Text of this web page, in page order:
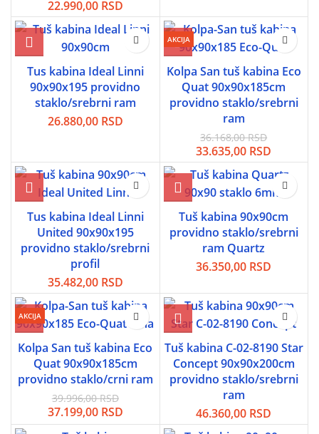
Originalna
cena
je
bila:
22.990,00 RSDTrenutna
cena
je:
22.990,00 RSD.
Tus kabina Ideal Linni
90x90x195 providno
staklo/srebrni ram
26.880,00 RSD
AKCIJA
Kolpa San tuš kabina Eco
Quat 90x90x185cm
providno staklo/srebrni
ram
36.168,00RSD
Originalna
cena
je
bila:
33.635,00 RSD
cena
je:
Tus kabina Ideal Linni
United 90x90x195
providno staklo/srebrni
profil
35.482,00 RSD
Tuš kabina 90x90cm
providno staklo/srebrni
ram Quartz
36.350,00 RSD
AKCIJA
Kolpa San tuš kabina Eco
Quat 90x90x185cm
providno staklo/crni ram
39.996,00RSD
Originalna
cena
37.199,00 RSDTrenutna
cena
Tuš kabina C-02-8190 Star
Concept 90x90x200cm
providno staklo/srebrni
ram
46.360,00 RSD